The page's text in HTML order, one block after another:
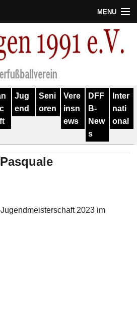
MENU
Jug
end
Seni
oren
Vere
insn
ews
DFF
B-
New
s
Inter
nati
onal
2023 im